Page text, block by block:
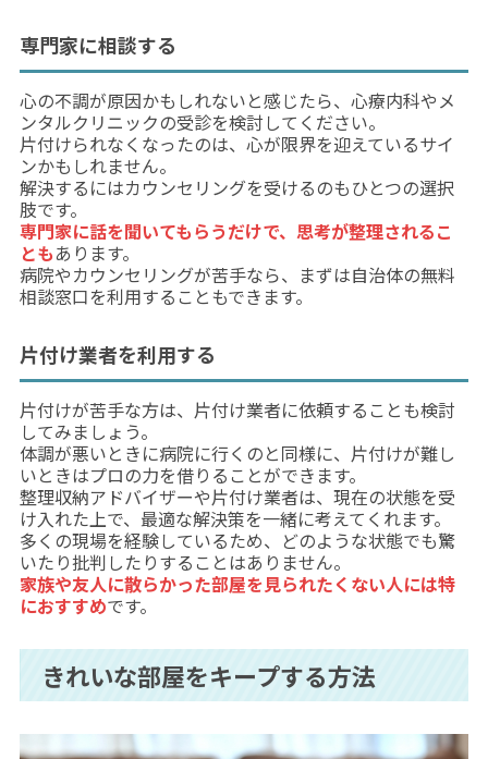
専門家に相談する
心の不調が原因かもしれないと感じたら、心療内科やメ
ンタルクリニックの受診を検討してください。
片付けられなくなったのは、心が限界を迎えているサイ
ンかもしれません。
解決するにはカウンセリングを受けるのもひとつの選択
肢です。
専門家に話を聞いてもらうだけで、思考が整理されるこ
ともあります。
病院やカウンセリングが苦手なら、まずは自治体の無料
相談窓口を利用することもできます。
片付け業者を利用する
片付けが苦手な方は、片付け業者に依頼することも検討
してみましょう。
体調が悪いときに病院に行くのと同様に、片付けが難し
いときはプロの力を借りることができます。
整理収納アドバイザーや片付け業者は、現在の状態を受
け入れた上で、最適な解決策を一緒に考えてくれます。
多くの現場を経験しているため、どのような状態でも驚
いたり批判したりすることはありません。
家族や友人に散らかった部屋を見られたくない人には特
におすすめです。
きれいな部屋をキープする方法